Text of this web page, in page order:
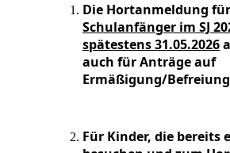
Die Hortanmeldung
Schulanfänger im SJ
spätestens 31.05.2026
auch für Anträge auf
Ermäßigung/
Für Kinder, die bereits